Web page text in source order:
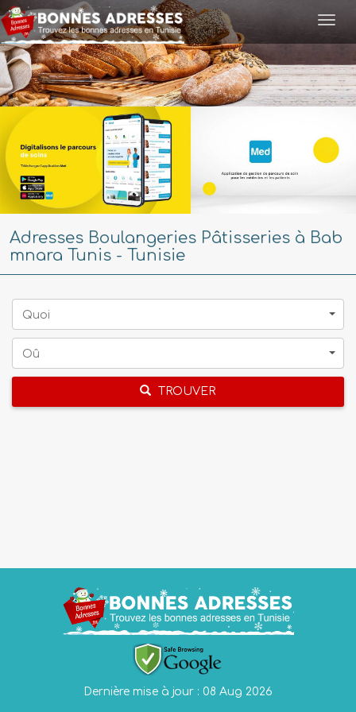
Adresses Boulangeries Pâtisseries à Bab
mnara Tunis - Tunisie
Quoi
Oû
TROUVER
Dernière mise à jour : 08 Aug 2026